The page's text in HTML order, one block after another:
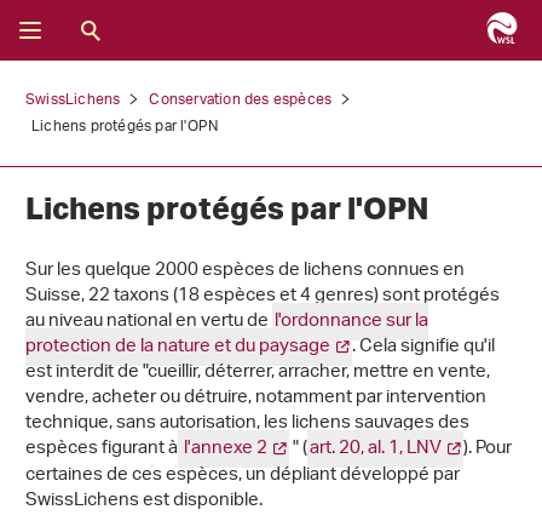
SwissLichens
Conservation des espèces
Lichens protégés par l'OPN
Lichens protégés par l'OPN
Sur les quelque 2000 espèces de lichens connues en
Suisse, 22 taxons (18 espèces et 4 genres) sont protégés
au niveau national en vertu de l'ordonnance sur la
protection de la nature et du paysage . Cela signifie qu'il
est interdit de "cueillir, déterrer, arracher, mettre en vente,
vendre, acheter ou détruire, notamment par intervention
technique, sans autorisation, les lichens sauvages des
espèces figurantà l'annexe 2 " (art. 20, al. 1, LNV ). Pour
certaines de ces espèces, un dépliant développé par
SwissLichens est disponible.